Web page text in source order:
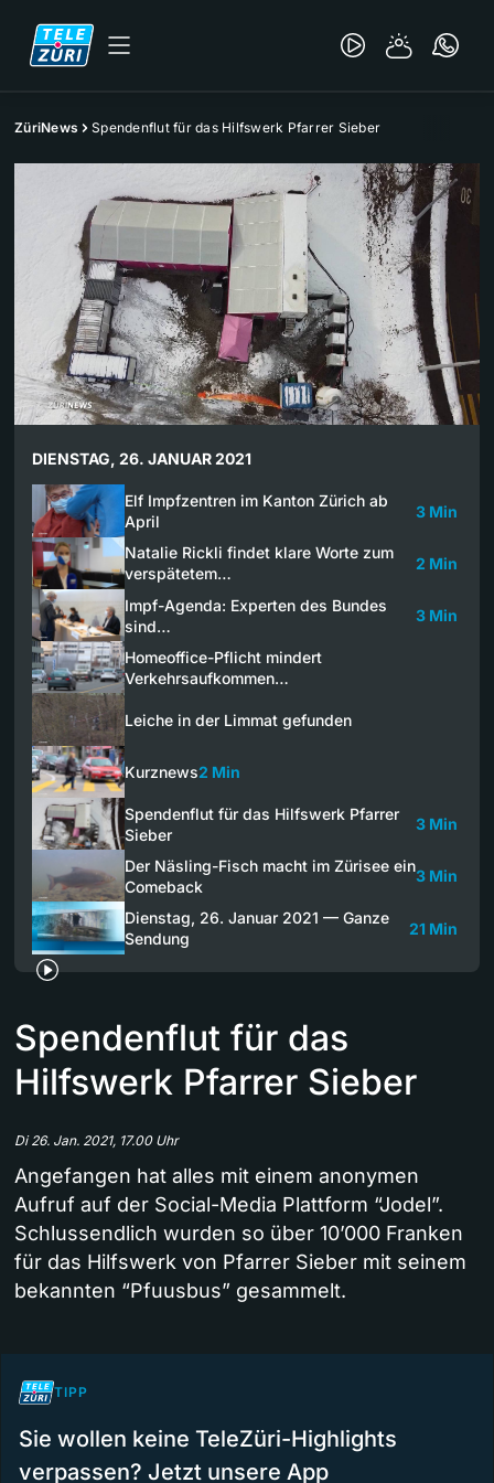
ZüriNews Spendenflut für das Hilfswerk Pfarrer Sieber
DIENSTAG, 26. JANUAR 2021
Elf Impfzentren im Kanton Zürich ab
April
3 Min
Natalie Rickli findet klare Worte zum
verspätetem…
2 Min
Impf-Agenda: Experten des Bundes
sind…
3 Min
Homeoffice-Pflicht mindert
Verkehrsaufkommen…
Leiche in der Limmat gefunden
Kurznews2 Min
Spendenflut für das Hilfswerk Pfarrer
Sieber
3 Min
Der Näsling-Fisch macht im Zürisee ein
Comeback
3 Min
Dienstag, 26. Januar 2021 — Ganze
Sendung
21 Min
Spendenflut für das
Hilfswerk Pfarrer Sieber
Di 26. Jan. 2021, 17.00 Uhr
Angefangen hat alles mit einem anonymen
Aufruf auf der Social-Media Plattform “Jodel”.
Schlussendlich wurden so über 10’000 Franken
für das Hilfswerk von Pfarrer Sieber mit seinem
bekannten “Pfuusbus” gesammelt.
TIPP
Sie wollen keine TeleZüri-Highlights
verpassen? Jetzt unsere App